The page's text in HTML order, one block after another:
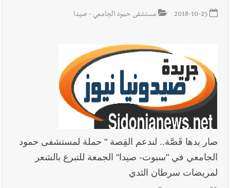
2018-10-25 مستشفى حمود الجامعي - صيدا
صار بدها قَصَّة.. لندعم القِصة " حملة لمستشفى حمود
الجامعي في "سبوت- صيدا" الجمعة للتبرع بالشعر
لمريضات سرطان الثدي